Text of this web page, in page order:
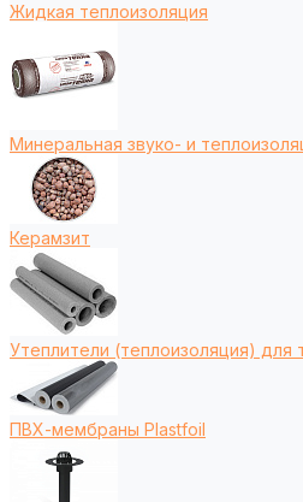
Жидкая теплоизоляция
Минеральная звуко- и
Керамзит
Утеплители (теплоизоляция) для
ПВХ-мембраны Plastfoil